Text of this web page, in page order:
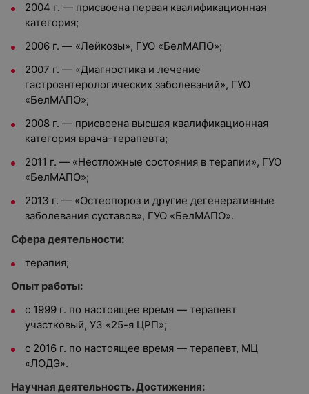
2004 г. — присвоена первая квалификационная
категория;
2006 г. — «Лейкозы», ГУО «БелМАПО»;
2007 г. — «Диагностика и лечение
гастроэнтерологических заболеваний», ГУО
«БелМАПО»;
2008 г. — присвоена высшая квалификационная
категория врача-терапевта;
2011 г. — «Неотложные состояния в терапии», ГУО
«БелМАПО»;
2013 г. — «Остеопороз и другие дегенеративные
заболевания суставов», ГУО «БелМАПО».
Сфера деятельности:
терапия;
Опыт работы:
с 1999 г. по настоящее время — терапевт
участковый, УЗ «25-я ЦРП»;
с 2016 г. по настоящее время — терапевт, МЦ
«ЛОДЭ».
Научная деятельность. Достижения: